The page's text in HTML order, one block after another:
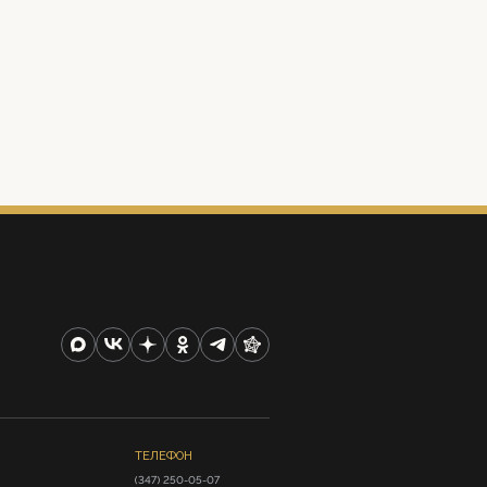
ТЕЛЕФОН
(347) 250-05-07